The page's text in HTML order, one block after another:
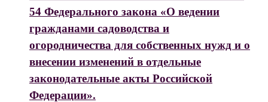
54 Федерального закона «О ведении
гражданами садоводства и
огородничества для собственных нужд и о
внесении изменений в отдельные
законодательные акты Российской
Федерации».